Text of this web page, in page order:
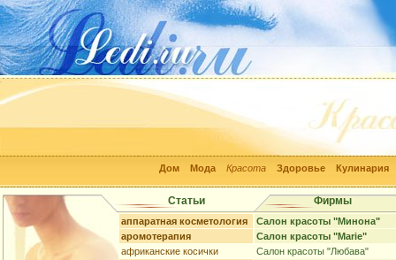
Дом Мода Красота Здоровье Кулинария
Статьи Фирмы
аппаратная косметология
аромотерапия
африканские косички
Салон красоты "Минона"
Салон красоты "Marie"
Салон красоты "Любава"